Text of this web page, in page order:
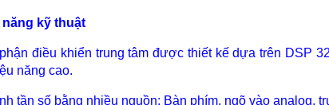
năng kỹ thuật
điều khiển trung tâm được thiết kế dựa trên DSP
năng cao.
tần số bằng nhiều nguồn: Bàn phím, ngõ vào analog,